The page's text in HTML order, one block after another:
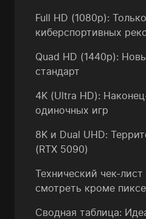
Full HD (1080p):
киберспортивных
Quad HD (1440p):
стандарт
4K (Ultra HD):
одиночных игр
8K и Dual UHD:
(RTX 5090)
Технический чек-
смотреть кроме
Сводная таблица: